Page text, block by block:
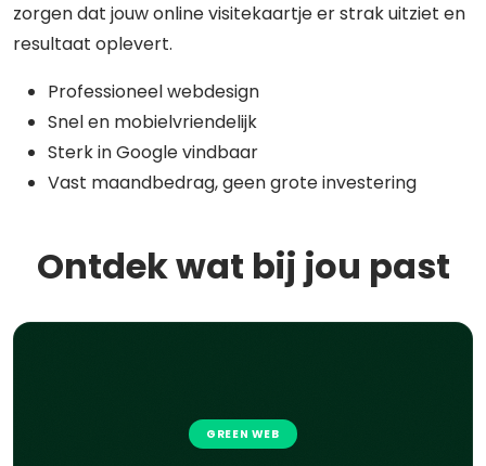
zorgen dat jouw online visitekaartje er strak uitziet en
resultaat oplevert.
Professioneel webdesign
Snel en mobielvriendelijk
Sterk in Google vindbaar
Vast maandbedrag, geen grote investering
Ontdek wat bij jou past
GREEN WEB